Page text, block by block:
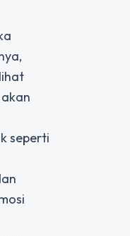
seperti